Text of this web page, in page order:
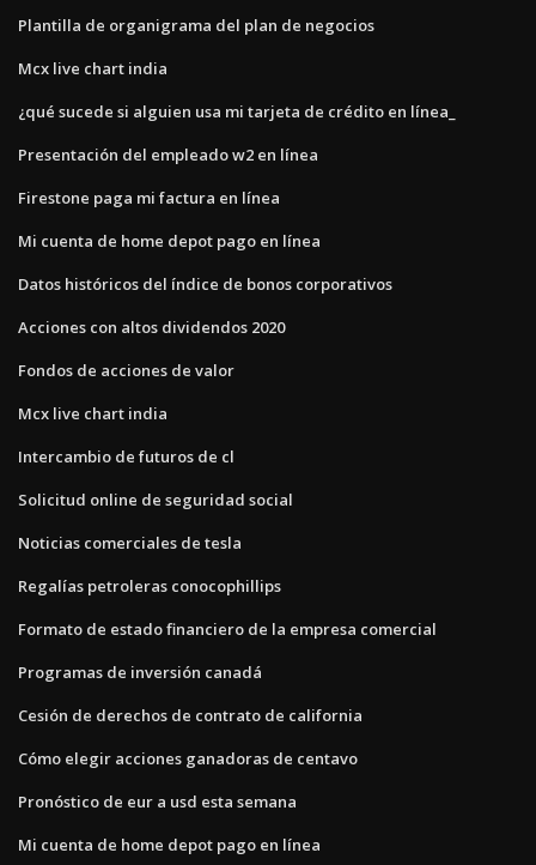
Plantilla de organigrama del plan de negocios
Mcx live chart india
¿qué sucede si alguien usa mi tarjeta de crédito en línea_
Presentación del empleado w2 en línea
Firestone paga mi factura en línea
Mi cuenta de home depot pago en línea
Datos históricos del índice de bonos corporativos
Acciones con altos dividendos 2020
Fondos de acciones de valor
Mcx live chart india
Intercambio de futuros de cl
Solicitud online de seguridad social
Noticias comerciales de tesla
Regalías petroleras conocophillips
Formato de estado financiero de la empresa comercial
Programas de inversión canadá
Cesión de derechos de contrato de california
Cómo elegir acciones ganadoras de centavo
Pronóstico de eur a usd esta semana
Mi cuenta de home depot pago en línea